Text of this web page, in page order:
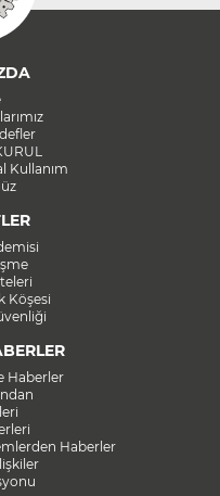
Kullanım
Köşesi
Haberler
Haberler